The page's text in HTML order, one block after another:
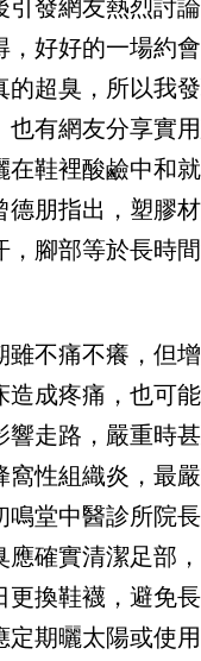
引發網友熱烈討
，好好的一場約
的超臭，所以我
也有網友分享實
在鞋裡酸鹼中和
德朋指出，塑膠
，腳部等於長時
雖不痛不癢，但
造成疼痛，也可
響走路，嚴重時
窩性組織炎，最
鳴堂中醫診所院
應確實清潔足部
更換鞋襪，避免
定期曬太陽或使